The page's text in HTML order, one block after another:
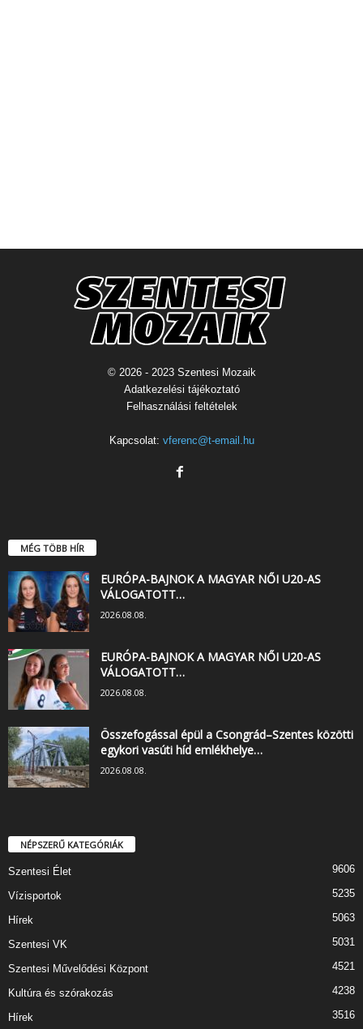
© 2026 - 2023 Szentesi Mozaik
Adatkezelési tájékoztató
Felhasználási feltételek
Kapcsolat: vferenc@t-email.hu
MÉG TÖBB HÍR
EURÓPA-BAJNOK A MAGYAR NŐI U20-AS
VÁLOGATOTT…
2026.08.08.
EURÓPA-BAJNOK A MAGYAR NŐI U20-AS
VÁLOGATOTT…
2026.08.08.
Összefogással épül a Csongrád–Szentes közötti
egykori vasúti híd emlékhelye…
2026.08.08.
NÉPSZERŰ KATEGÓRIÁK
Szentesi Élet 9606
Vízisportok 5235
Hírek 5063
Szentesi VK 5031
Szentesi Művelődési Központ 4521
Kultúra és szórakozás 4238
Hírek 3516